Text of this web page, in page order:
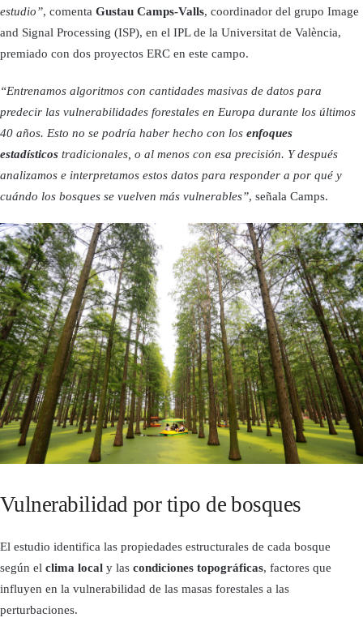
estudio”, comenta Gustau Camps-Valls, coordinador del grupo Image
and Signal Processing (ISP), en el IPL de la Universitat de València,
premiado con dos proyectos ERC en este campo.
“Entrenamos algoritmos con cantidades masivas de datos para
predecir las vulnerabilidades forestales en Europa durante los últimos
40 años. Esto no se podría haber hecho con los enfoques
estadísticos tradicionales, o al menos con esa precisión. Y después
analizamos e interpretamos estos datos para responder a por qué y
cuándo los bosques se vuelven más vulnerables”, señala Camps.
Vulnerabilidad por tipo de bosques
El estudio identifica las propiedades estructurales de cada bosque
según el clima local y las condiciones topográficas, factores que
influyen en la vulnerabilidad de las masas forestales a las
perturbaciones.